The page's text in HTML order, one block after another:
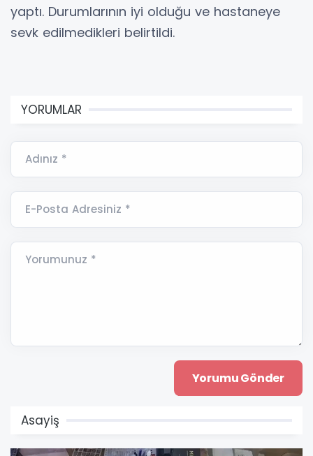
yaptı. Durumlarının iyi olduğu ve hastaneye
sevk edilmedikleri belirtildi.
YORUMLAR
Adınız *
E-Posta Adresiniz *
Yorumunuz *
Asayiş